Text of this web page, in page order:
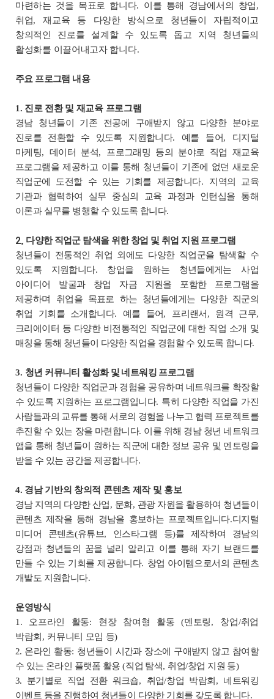
마련하는 것을 목표로 합니다. 이를 통해 경남에서의 창업,
취업,재교육 등 다양한 방식으로 청년들이 자립적이고
창의적인 진로를 설계할 수 있도록 돕고
지역 청년들의
활성화를 이끌어내고자 합니다.
주요 프로그램 내용
1. 진로 전환 및 재교육 프로그램
경남 청년들이 기존 전공에 구애받지 않고 다양한 분야로
진로를 전환할 수 있도록 지원합니다. 예를 들어, 디지털
마케팅,데이터 분석,
프로그래밍 등의 분야로 직업 재교육
프로그램을 제공하고 이를 통해 청년들이 기존에 없던 새로운
직업군에 도전할 수 있는 기회를 제공합니다. 지역의 교육
기관과 협력하여 실무 중심의 교육 과정과 인턴십을 통해
이론과 실무를 병행할 수 있도록 합니다.
2. 다양한 직업군 탐색을 위한 창업 및 취업 지원 프로그램
청년들이 전통적인 취업 외에도 다양한 직업군을 탐색할 수
있도록 지원합니다. 창업을 원하는 청년들에게는 사업
아이디어 발굴과 창업 자금 지원을 포함한 프로그램을
제공하며
취업을 목표로 하는 청년들에게는 다양한 직군의
취업 기회를 소개합니다. 예를 들어, 프리랜서 , 원격 근무,
크리에이터 등 다양한 비전통적인 직업군에 대한 직업 소개 및
매칭을 통해 청년들이 다양한 직업을 경험할 수 있도록 합니다.
3. 청년 커뮤니티 활성화 및 네트워킹 프로그램
청년들이 다양한 직업군과 경험을 공유하며 네트워크를 확장할
수 있도록 지원하는 프로그램입니다. 특히
다양한 직업을 가진
사람들과의 교류를 통해 서로의 경험을 나누고 협력 프로젝트를
추진할 수 있는 장을 마련합니다. 이를 위해 경남 청년 네트워크
앱을 통해 청년들이 원하는 직군에 대한 정보 공유 및 멘토링을
받을 수 있는 공간을 제공합니다.
4. 경남 기반의 창의적 콘텐츠 제작 및 홍보
경남 지역의 다양한 산업, 문화, 관광 자원을 활용하여 청년들이
콘텐츠 제작을 통해 경남을 홍보하는 프로젝트입니다.디지털
미디어 콘텐츠(유튜브, 인스타그램 등)를 제작하여 경남의
강점과 청년들의 꿈을 널리 알리고
이를 통해 자기 브랜드를
만들 수 있는 기회를 제공합니다. 창업 아이템으로서의 콘텐츠
개발도 지원합니다.
운영방식
1. 오프라인 활동: 현장 참여형 활동(멘토링, 창업/취업
박람회 , 커뮤니티 모임 등)
2. 온라인 활동: 청년들이 시간과 장소에 구애받지 않고 참여할
수 있는 온라인 플랫폼 활용(직업 탐색, 취업/창업 지원 등)
3. 분기별로 직업 전환 워크숍, 취업/창업 박람회 , 네트워킹
이벤트 등을 진행하여 청년들이 다양한 기회를 갖도록 합니다.